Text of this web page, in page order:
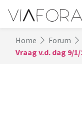
Home Forum
Vraag v.d. dag 9/